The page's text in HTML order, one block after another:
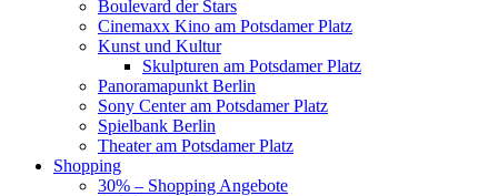
Boulevard der Stars
Cinemaxx Kino am Potsdamer Platz
Kunst und Kultur
Skulpturen am Potsdamer Platz
Panoramapunkt Berlin
Sony Center am Potsdamer Platz
Spielbank Berlin
Theater am Potsdamer Platz
Shopping
30% – Shopping Angebote